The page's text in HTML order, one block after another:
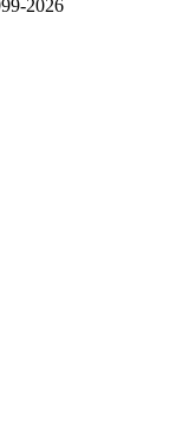
2026